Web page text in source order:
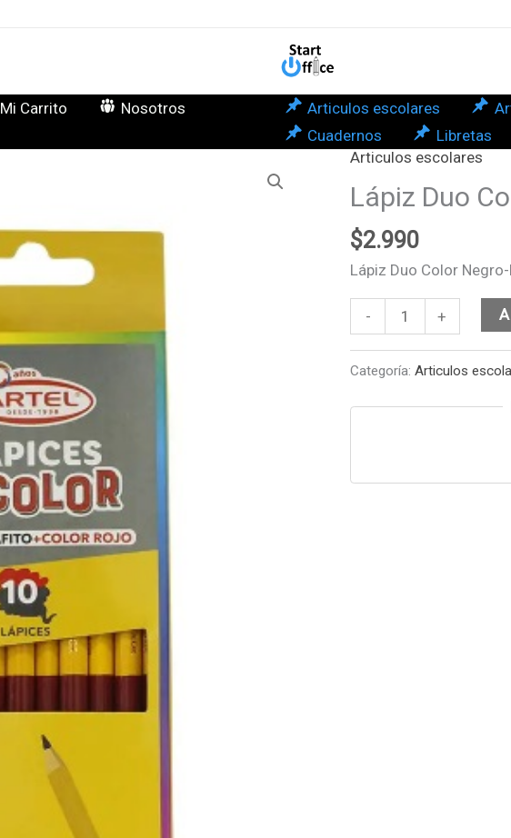
Mi Carrito
Nosotros
Articulos escolares
Cuadernos
Libretas
Articulos escolares
Lápiz Duo
$2.990
Lápiz Duo Color
-
Lápiz
Duo
Color
Negro-
Rojo
Artel
cantidad
+
Categoría:Articulos